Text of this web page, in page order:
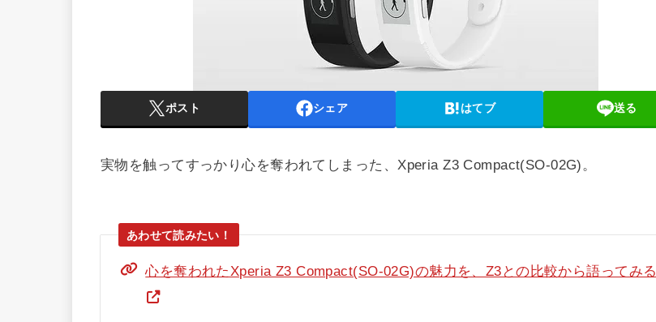
ポスト シェア はてブ 送る
実物を触ってすっかり心を奪われてしまった、Xperia Z3 Compact(SO-02G)。
心を奪われたXperia Z3 Compact(SO-02G)の魅力を、Z3との比較から語ってみる